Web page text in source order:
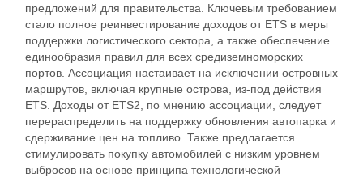
предложений для правительства. Ключевым требованием
стало полное реинвестирование доходов от ETS в меры
поддержки логистического сектора, а также обеспечение
единообразия правил для всех средиземноморских
портов. Ассоциация настаивает на исключении островных
маршрутов, включая крупные острова, из-под действия
ETS. Доходы от ETS2, по мнению ассоциации, следует
перераспределить на поддержку обновления автопарка и
сдерживание цен на топливо. Также предлагается
стимулировать покупку автомобилей с низким уровнем
выбросов на основе принципа технологической